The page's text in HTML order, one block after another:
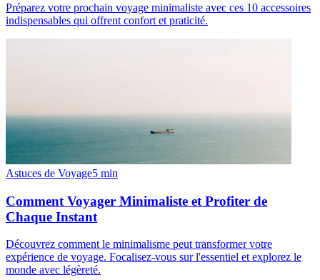
Préparez votre prochain voyage minimaliste avec ces 10 accessoires
indispensables qui offrent confort et praticité.
Astuces de Voyage5 min
Comment Voyager Minimaliste et Profiter de
Chaque Instant
Découvrez comment le minimalisme peut transformer votre
expérience de voyage. Focalisez-vous sur l'essentiel et explorez le
monde avec légèreté.